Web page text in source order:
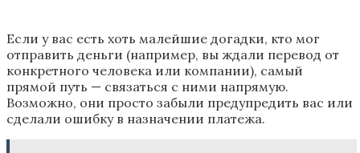
Если у вас есть хоть малейшие догадки, кто мог
отправить деньги (например, вы ждали перевод от
конкретного человека или компании), самый
прямой путь — связаться с ними напрямую.
Возможно, они просто забыли предупредить вас или
сделали ошибку в назначении платежа.